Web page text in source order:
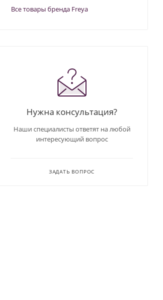
Все товары бренда Freya
Нужна консультация?
Наши специалисты ответят на любой
интересующий вопрос
ЗАДАТЬ ВОПРОС